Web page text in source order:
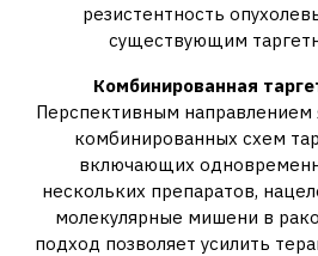
резистентность
существующим
Комбинированная
Перспективным направлением
комбинированных схем
включающих
нескольких препаратов‚
молекулярные мишени в
подход позволяет усилить